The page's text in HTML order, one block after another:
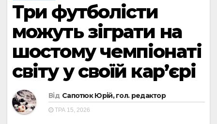
Три футболісти
можуть зіграти на
шостому чемпіонаті
світу у своїй кар’єрі
Від Сапотюк Юрій, гол. редактор
ТРА 15, 2026